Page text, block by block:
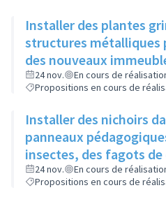
Installer des plantes
structures métalliques
des nouveaux
24 nov.
En cours de
Propositions en cours de
Installer des nichoirs
panneaux
insectes, des fagots
pour stimuler la
Château à la Roue
24 nov.
En cours de
Propositions en cours de